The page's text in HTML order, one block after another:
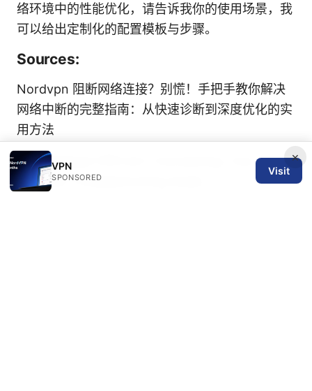
络环境中的性能优化，请告诉我你的使用场景，我
可以给出定制化的配置模板与步骤。
Sources:
Nordvpn 阻断网络连接？别慌！手把手教你解决
网络中断的完整指南：从快速诊断到深度优化的实
用方法
Why Mullvad VPN Isn't Connecting: Your
Ultimate Troubleshooting Guide
×
VPN
SPONSORED
Visit